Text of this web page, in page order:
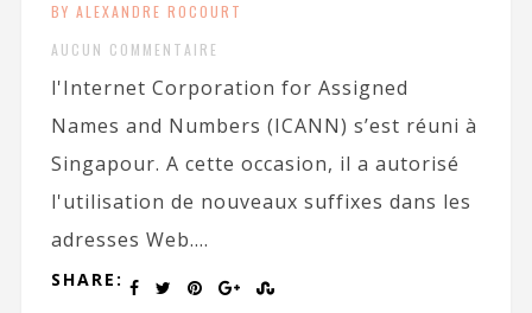
BY ALEXANDRE ROCOURT
AUCUN COMMENTAIRE
l'Internet Corporation for Assigned
Names and Numbers (ICANN) s’est réuni à
Singapour. A cette occasion, il a autorisé
l'utilisation de nouveaux suffixes dans les
adresses Web....
SHARE: